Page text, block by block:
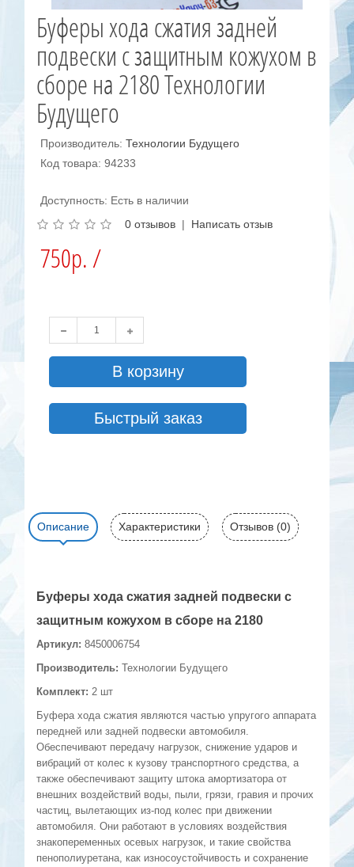
Буферы хода сжатия задней
подвески с защитным кожухом в
сборе на 2180 Технологии
Будущего
Производитель:Технологии Будущего
Код товара: 94233
Доступность: Есть в наличии
0 отзывов | Написать отзыв
750р. /
В корзину
Быстрый заказ
Описание Характеристики Отзывов (0)
Буферы хода сжатия задней подвески с
защитным кожухом в сборе на 2180
Артикул: 8450006754
Производитель: Технологии Будущего
Комплект: 2 шт
Буфера хода сжатия являются частью упругого аппарата
передней или задней подвески автомобиля.
Обеспечивают передачу нагрузок, снижение ударов и
вибраций от колес к кузову транспортного средства, а
также обеспечивают защиту штока амортизатора от
внешних воздействий воды, пыли, грязи, гравия и прочих
частиц, вылетающих из-под колес при движении
автомобиля. Они работают в условиях воздействия
знакопеременных осевых нагрузок, и такие свойства
пенополиуретана, как износоустойчивость и сохранение